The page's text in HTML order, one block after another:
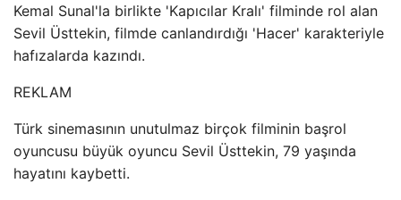
Kemal Sunal'la birlikte 'Kapıcılar Kralı' filminde rol alan
Sevil Üsttekin, filmde canlandırdığı 'Hacer' karakteriyle
hafızalarda kazındı.
REKLAM
Türk sinemasının unutulmaz birçok filminin başrol
oyuncusu büyük oyuncu Sevil Üsttekin, 79 yaşında
hayatını kaybetti.